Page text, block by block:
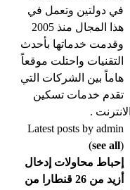
في دولتين وتعمل في
هذا المجال منذ 2005
وقدمت خدماتها بأحدث
التقنيات واحتلت موقعاً
هاماً بين الشركات التي
تقدم خدمات تسكين
.
Latest posts by admin
(see all)
إحباط محاولات إدخال
أزيد من 26 قنطارا من